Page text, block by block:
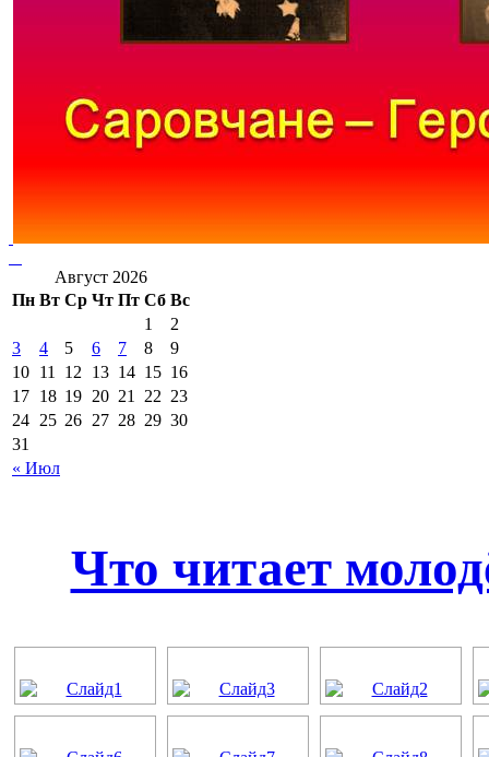
Август 2026
Пн Вт Ср Чт Пт Сб Вс
« Июл
1
2
3
4 5 6 7 8
9
10 11 12 13 14 15 16
17 18 19 20 21 22 23
24 25 26 27 28 29 30
31
Что читает